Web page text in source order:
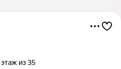
этаж из 35